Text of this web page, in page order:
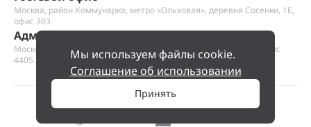
Мы используем файлы cookie.
Соглашение об использовании
Принять
Москва, район Коммунарка, метро «Ольховая», деревня Сосенки, 1Е,
офис 303
Административный офис
Москва, Пресненская набережная 12, Москва-сити, этаж 44, офис
4405.1
© Позвольте найти ваш дом.